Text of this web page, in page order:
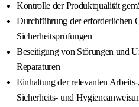
Kontrolle der Produktqualität
Durchführung der erforderlichen
Sicherheitsprüfungen
Beseitigung von Störungen und
Reparaturen
Einhaltung der relevanten
Sicherheits- und